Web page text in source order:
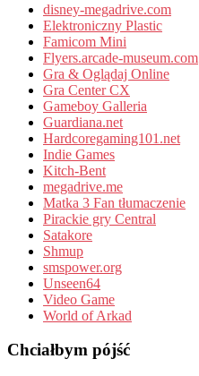
disney-megadrive.com
Elektroniczny Plastic
Famicom Mini
Flyers.arcade-museum.com
Gra & Oglądaj Online
Gra Center CX
Gameboy Galleria
Guardiana.net
Hardcoregaming101.net
Indie Games
Kitch-Bent
megadrive.me
Matka 3 Fan tłumaczenie
Pirackie gry Central
Satakore
Shmup
smspower.org
Unseen64
Video Game
World of Arkad
Chciałbym pójść